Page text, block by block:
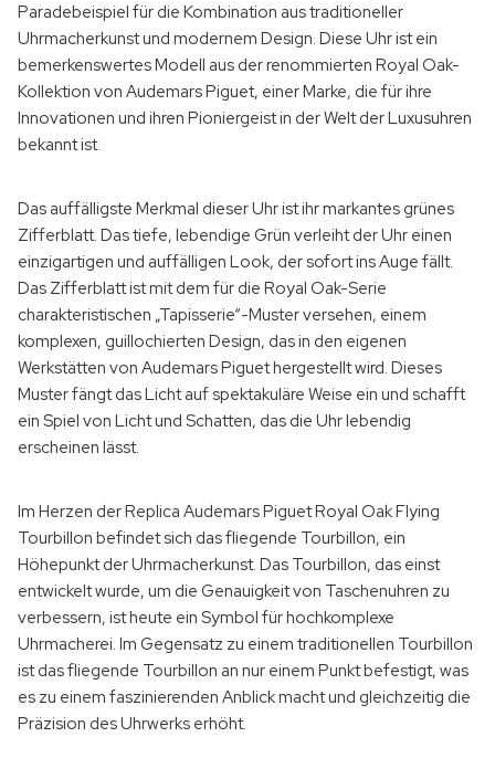
Paradebeispiel für die Kombination aus traditioneller
Uhrmacherkunst und modernem Design. Diese Uhr ist ein
bemerkenswertes Modell aus der renommierten Royal Oak-
Kollektion von Audemars Piguet, einer Marke, die für ihre
Innovationen und ihren Pioniergeist in der Welt der Luxusuhren
bekannt ist.
Das auffälligste Merkmal dieser Uhr ist ihr markantes grünes
Zifferblatt. Das tiefe, lebendige Grün verleiht der Uhr einen
einzigartigen und auffälligen Look, der sofort ins Auge fällt.
Das Zifferblatt ist mit dem für die Royal Oak-Serie
charakteristischen „Tapisserie“-Muster versehen, einem
komplexen, guillochierten Design, das in den eigenen
Werkstätten von Audemars Piguet hergestellt wird. Dieses
Muster fängt das Licht auf spektakuläre Weise ein und schafft
ein Spiel von Licht und Schatten, das die Uhr lebendig
erscheinen lässt.
Im Herzen derReplica Audemars Piguet Royal Oak Flying
Tourbillon befindet sich das fliegende Tourbillon, ein
Höhepunkt der Uhrmacherkunst. Das Tourbillon, das einst
entwickelt wurde, um die Genauigkeit von Taschenuhren zu
verbessern, ist heute ein Symbol für hochkomplexe
Uhrmacherei. Im Gegensatz zu einem traditionellen Tourbillon
ist das fliegende Tourbillon an nur einem Punkt befestigt, was
es zu einem faszinierenden Anblick macht und gleichzeitig die
Präzision des Uhrwerks erhöht.